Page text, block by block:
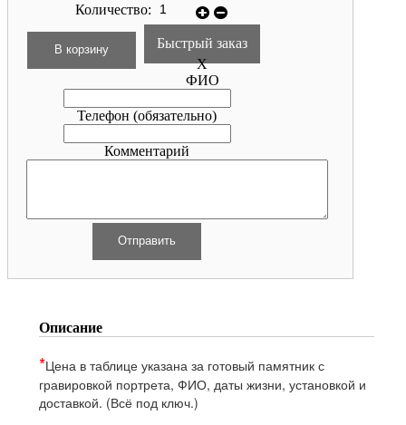
Количество:
Быстрый заказ
X
ФИО
Телефон (обязательно)
Комментарий
Описание
*Цена в таблице указана за готовый памятник с
гравировкой портрета, ФИО, даты жизни, установкой и
доставкой. (Всё под ключ.)